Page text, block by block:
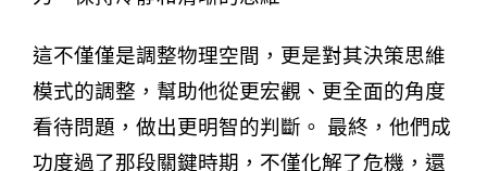
這不僅僅是調整物理空間，更是對其決策思維
模式的調整，幫助他從更宏觀、更全面的角度
看待問題，做出更明智的判斷。 最終，他們成
功度過了那段關鍵時期，不僅化解了危機，還